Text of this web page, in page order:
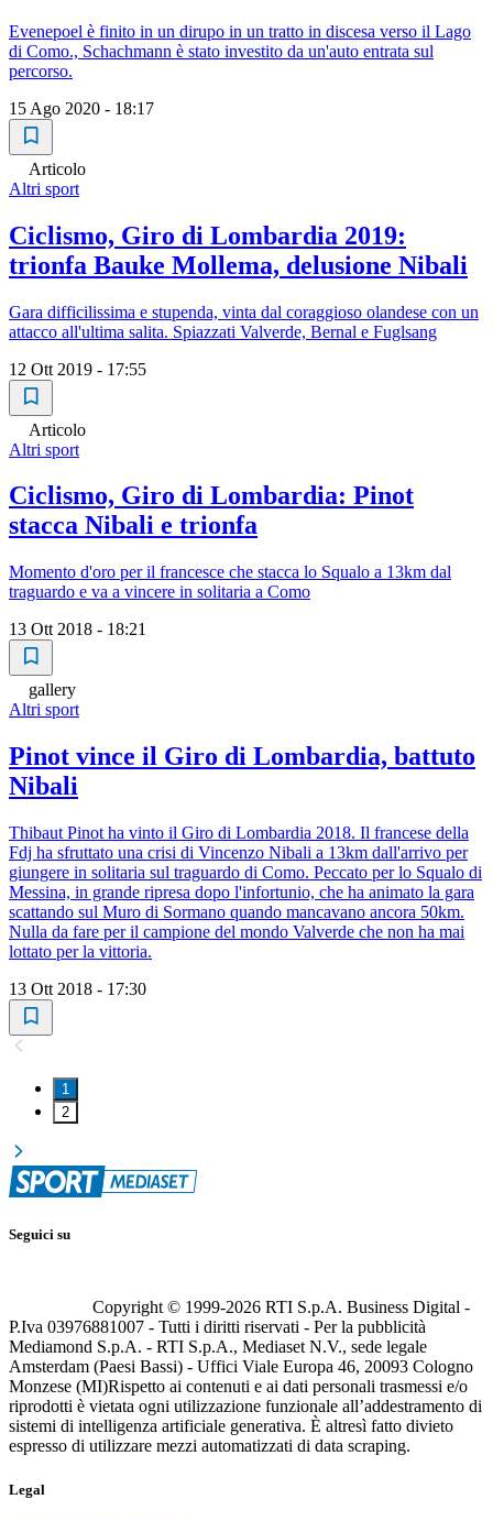
Evenepoel è finito in un dirupo in un tratto in discesa verso il Lago
di Como., Schachmann è stato investito da un'auto entrata sul
percorso.
15 Ago 2020 - 18:17
Articolo
Altri sport
Ciclismo, Giro di Lombardia 2019:
trionfa Bauke Mollema, delusione Nibali
Gara difficilissima e stupenda, vinta dal coraggioso olandese con un
attacco all'ultima salita. Spiazzati Valverde, Bernal e Fuglsang
12 Ott 2019 - 17:55
Articolo
Altri sport
Ciclismo, Giro di Lombardia: Pinot
stacca Nibali e trionfa
Momento d'oro per il francesce che stacca lo Squalo a 13km dal
traguardo e va a vincere in solitaria a Como
13 Ott 2018 - 18:21
gallery
Altri sport
Pinot vince il Giro di Lombardia, battuto
Nibali
Thibaut Pinot ha vinto il Giro di Lombardia 2018. Il francese della
Fdj ha sfruttato una crisi di Vincenzo Nibali a 13km dall'arrivo per
giungere in solitaria sul traguardo di Como. Peccato per lo Squalo di
Messina, in grande ripresa dopo l'infortunio, che ha animato la gara
scattando sul Muro di Sormano quando mancavano ancora 50km.
Nulla da fare per il campione del mondo Valverde che non ha mai
lottato per la vittoria.
13 Ott 2018 - 17:30
1
2
Seguici su
Copyright © 1999-2026 RTI S.p.A. Business Digital -
P.Iva 03976881007 - Tutti i diritti riservati - Per la pubblicità
Mediamond S.p.A. - RTI S.p.A., Mediaset N.V., sede legale
Amsterdam (Paesi Bassi) - Uffici Viale Europa 46, 20093 Cologno
Monzese (MI)Rispetto ai contenuti e ai dati personali trasmessi e/o
riprodotti è vietata ogni utilizzazione funzionale all’addestramento di
sistemi di intelligenza artificiale generativa. È altresì fatto divieto
espresso di utilizzare mezzi automatizzati di data scraping.
Legal